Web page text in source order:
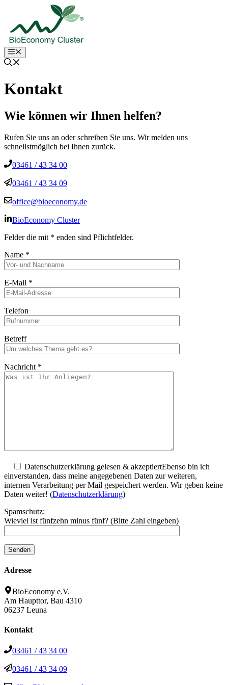
springen
Menu
Kontakt
Wie können wir Ihnen helfen?
Rufen Sie uns an oder schreiben Sie uns. Wir melden uns
schnellstmöglich bei Ihnen zurück.
03461 / 43 34 00
03461 / 43 34 09
office@bioeconomy.de
BioEconomy Cluster
Felder die mit * enden sind Pflichtfelder.
Name *
E-Mail *
Telefon
Betreff
Nachricht *
Datenschutzerklärung gelesen & akzeptiertEbenso bin ich
einverstanden, dass meine angegebenen Daten zur weiteren,
internen Verarbeitung per Mail gespeichert werden. Wir geben keine
Daten weiter! (Datenschutzerklärung)
Spamschutz:
Wieviel ist fünfzehn minus fünf? (Bitte Zahl eingeben)
Adresse
BioEconomy e.V.
Am Haupttor, Bau 4310
06237 Leuna
Kontakt
03461 / 43 34 00
03461 / 43 34 09